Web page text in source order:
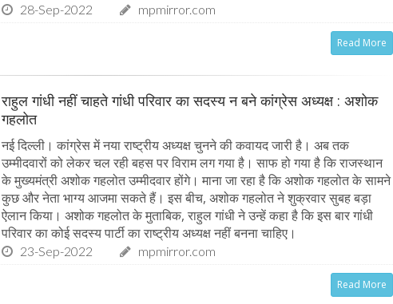
28-Sep-2022 mpmirror.com
Read More
राहुल गांधी नहीं चाहते गांधी परिवार का सदस्य न बने कांग्रेस अध्यक्ष : अशोक
गहलोत
नई दिल्ली। कांग्रेस में नया राष्ट्रीय अध्यक्ष चुनने की कवायद जारी है। अब तक
उम्मीदवारों को लेकर चल रही बहस पर विराम लग गया है। साफ हो गया है कि राजस्थान
के मुख्यमंत्री अशोक गहलोत उम्मीदवार होंगे। माना जा रहा है कि अशोक गहलोत के सामने
कुछ और नेता भाग्य आजमा सकते हैं। इस बीच, अशोक गहलोत ने शुक्रवार सुबह बड़ा
ऐलान किया। अशोक गहलोत के मुताबिक, राहुल गांधी ने उन्हें कहा है कि इस बार गांधी
परिवार का कोई सदस्य पार्टी का राष्ट्रीय अध्यक्ष नहीं बनना चाहिए।
23-Sep-2022 mpmirror.com
Read More